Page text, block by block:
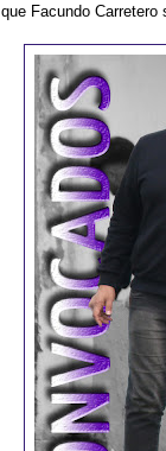
que Facundo Carretero